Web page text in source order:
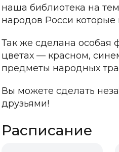
наша библиотека на
народов Росси которые
Так же сделана особая
цветах — красном,
предметы народных
Вы можете сделать
друзьями!
Расписание